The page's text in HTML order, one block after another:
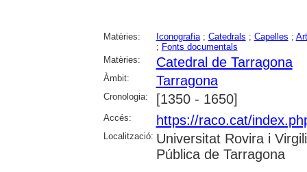
Matèries: Iconografia; Catedrals ; Capelles ;
; Fonts documentals
Matèries:
Catedral de Tarragona
Àmbit: Tarragona
Cronologia: [1350 - 1650]
Accés: https://raco.cat/
Localització: Universitat Rovira i
Pública de Tarragona